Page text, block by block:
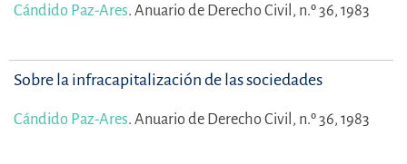
Cándido Paz-Ares. Anuario de Derecho Civil, n.º 36, 1983
Sobre la infracapitalización de las sociedades
Cándido Paz-Ares. Anuario de Derecho Civil, n.º 36, 1983